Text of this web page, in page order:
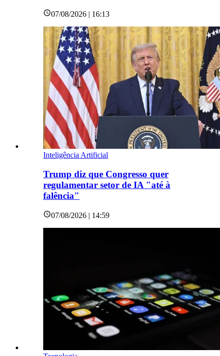
07/08/2026 | 16:13
Inteligência Artificial
Trump diz que Congresso quer
regulamentar setor de IA "até à
falência"
07/08/2026 | 14:59